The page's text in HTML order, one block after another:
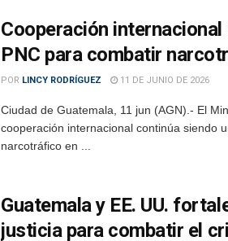
Cooperación
PNC para combatir
POR LINCY RODRÍGUEZ 11 DE JUNIO DE 2026
Ciudad de Guatemala, 11 jun (AGN).- El
cooperación internacional continúa siendo
narcotráfico en ...
Guatemala y EE. UU.
justicia para combatir el